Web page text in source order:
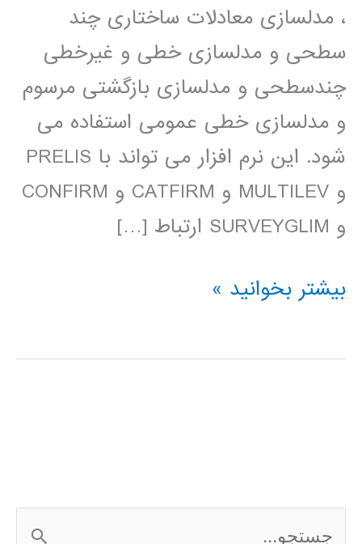
، مدلسازی معادلات ساختاری چند
سطحی و مدلسازی خطی و غیرخطی
چندسطحی و مدلسازی بازگشتی مرسوم
و مدلسازی خطی عمومی استفاده می
شود. این نرم افزار می تواند با PRELIS
و MULTILEV و CATFIRM و CONFIRM
و SURVEYGLIM ارتباط […]
فیلم
فارسی
بیشتر بخوانید »